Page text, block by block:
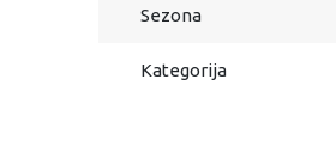
Sezona
Kategorija